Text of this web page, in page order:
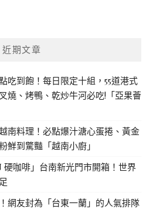
近期文章
吃到飽！每日限定十組，55道港式
燒、烤鴨、乾炒牛河必吃!「亞果薈
南料理！必點爆汁溏心蛋捲、黃金
鮮到驚豔「越南小廚」
硬咖啡」台南新光門市開箱！世界
網友封為「台東一蘭」的人氣排隊